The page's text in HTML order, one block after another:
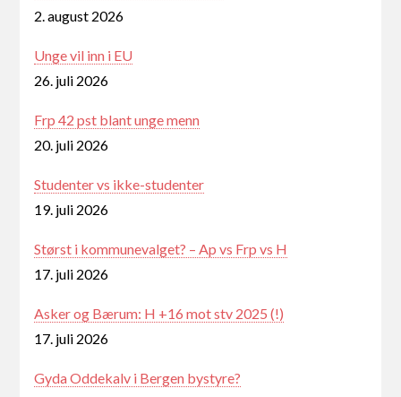
2. august 2026
Unge vil inn i EU
26. juli 2026
Frp 42 pst blant unge menn
20. juli 2026
Studenter vs ikke-studenter
19. juli 2026
Størst i kommunevalget? – Ap vs Frp vs H
17. juli 2026
Asker og Bærum: H +16 mot stv 2025 (!)
17. juli 2026
Gyda Oddekalv i Bergen bystyre?